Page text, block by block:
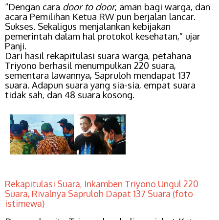
“Dengan cara door to door, aman bagi warga, dan
acara Pemilihan Ketua RW pun berjalan lancar.
Sukses. Sekaligus menjalankan kebijakan
pemerintah dalam hal protokol kesehatan,” ujar
Panji.
Dari hasil rekapitulasi suara warga, petahana
Triyono berhasil menumpulkan 220 suara,
sementara lawannya, Sapruloh mendapat 137
suara. Adapun suara yang sia-sia, empat suara
tidak sah, dan 48 suara kosong.
Rekapitulasi Suara, Inkamben Triyono Ungul 220
Suara, Rivalnya Sapruloh Dapat 137 Suara (foto
istimewa)